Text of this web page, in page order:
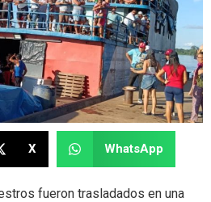
X WhatsApp
fueron trasladados en una